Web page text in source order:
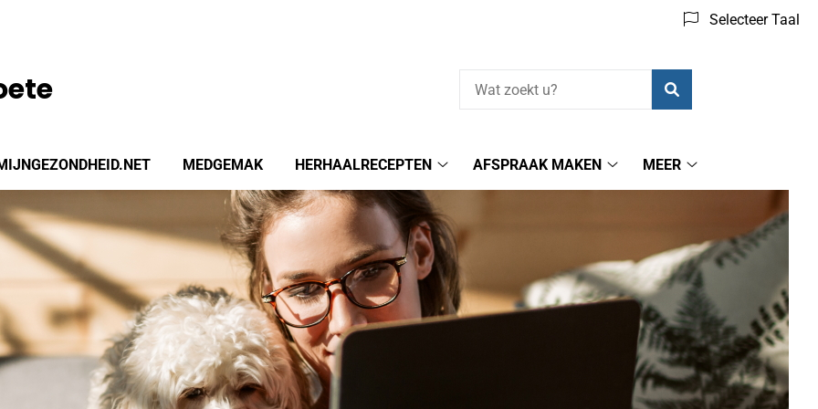
Selecteer Taal
MEDGEMAK
HERHAALRECEPTEN
AFSPRAAK MAKEN
MEER